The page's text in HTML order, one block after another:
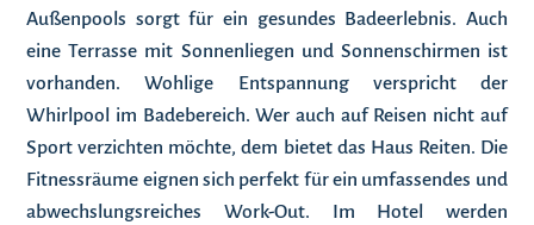
Außenpools sorgt für ein gesundes Badeerlebnis. Auch
eine Terrasse mit Sonnenliegen und Sonnenschirmen ist
vorhanden. Wohlige Entspannung verspricht der
Whirlpool im Badebereich. Wer auch auf Reisen nicht auf
Sport verzichten möchte, dem bietet das Haus Reiten. Die
Fitnessräume eignen sich perfekt für ein umfassendes und
abwechslungsreiches Work-Out. Im Hotel werden